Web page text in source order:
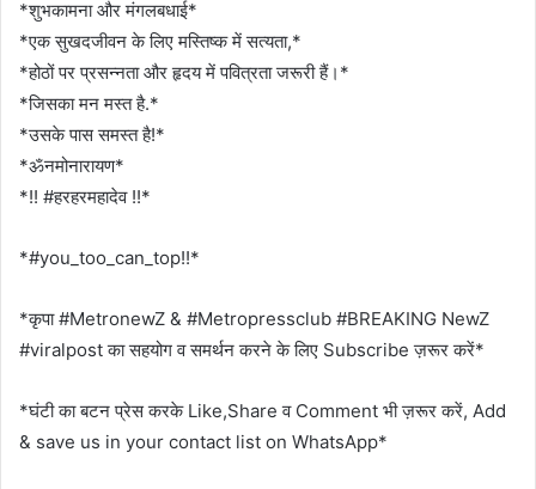
*शुभकामना और मंगलबधाई*
*एक सुखदजीवन के लिए मस्तिष्क में सत्यता,*
*होठों पर प्रसन्नता और हृदय में पवित्रता जरूरी हैं।*
*जिसका मन मस्त है.*
*उसके पास समस्त है!*
*ॐनमोनारायण*
*!! #हरहरमहादेव !!*
*#you_too_can_top!!*
*कृपा #MetronewZ & #Metropressclub #BREAKING NewZ
#viralpost का सहयोग व समर्थन करने के लिए Subscribe ज़रूर करें*
*घंटी का बटन प्रेस करके Like,Share व Comment भी ज़रूर करें, Add
& save us in your contact list on WhatsApp*